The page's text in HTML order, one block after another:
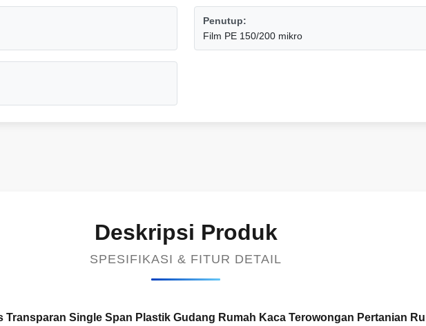
Penutup:
Film PE 150/200 mikro
Deskripsi Produk
SPESIFIKASI & FITUR DETAIL
Transparan Single Span Plastik Gudang Rumah Kaca Terowongan Pertanian